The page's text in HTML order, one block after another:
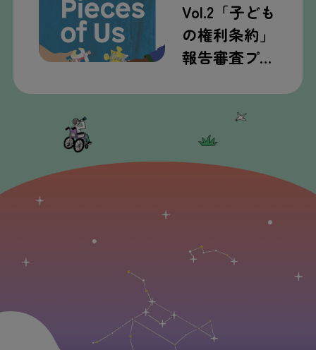
Vol.2「子ども
の権利条約」
報告審査プ…